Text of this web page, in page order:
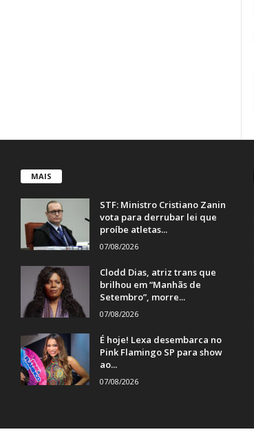
MAIS
STF: Ministro Cristiano Zanin
vota para derrubar lei que
proíbe atletas...
07/08/2026
Clodd Dias, atriz trans que
brilhou em “Manhãs de
Setembro”, morre...
07/08/2026
É hoje! Lexa desembarca no
Pink Flamingo SP para show
ao...
07/08/2026